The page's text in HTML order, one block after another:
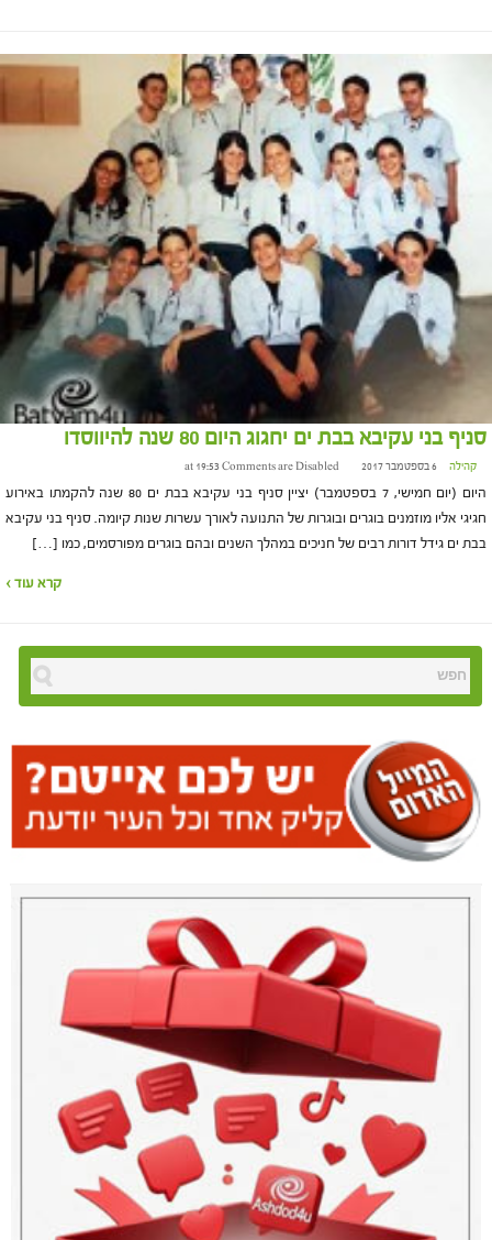
סניף בני עקיבא בבת ים יחגוג היום 80 שנה להיווסדו
קהילה 6 בספטמבר 2017 at 19:53 Comments are Disabled
היום (יום חמישי, 7 בספטמבר) יציין סניף בני עקיבא בבת ים 80 שנה להקמתו באירוע
חגיגי אליו מוזמנים בוגרים ובוגרות של התנועה לאורך עשרות שנות קיומה. סניף בני עקיבא
בבת ים גידל דורות רבים של חניכים במהלך השנים ובהם בוגרים מפורסמים, כמו […]
קרא עוד ›